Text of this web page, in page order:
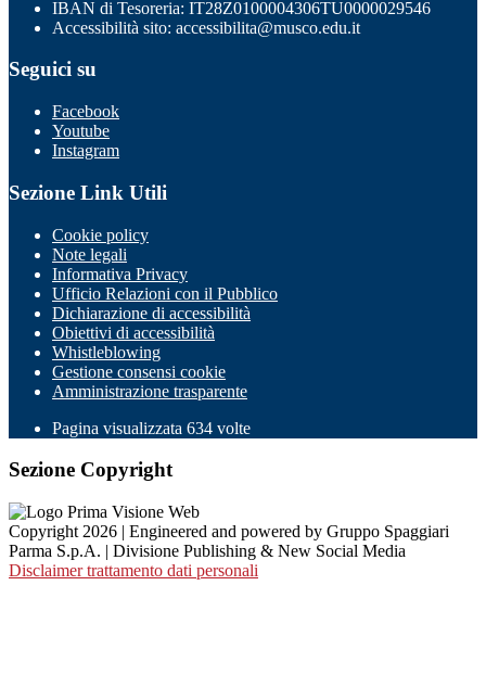
IBAN di Tesoreria: IT28Z0100004306TU0000029546
Accessibilità sito: accessibilita@musco.edu.it
Seguici su
Facebook
Youtube
Instagram
Sezione Link Utili
Cookie policy
Note legali
Informativa Privacy
Ufficio Relazioni con il Pubblico
Dichiarazione di accessibilità
Obiettivi di accessibilità
Whistleblowing
Gestione consensi cookie
Amministrazione trasparente
Pagina visualizzata 634 volte
Sezione Copyright
Copyright 2026 | Engineered and powered by Gruppo Spaggiari
Parma S.p.A. | Divisione Publishing & New Social Media
Disclaimer trattamento dati personali